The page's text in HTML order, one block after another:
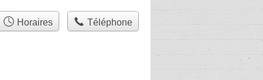
Horaires Téléphone